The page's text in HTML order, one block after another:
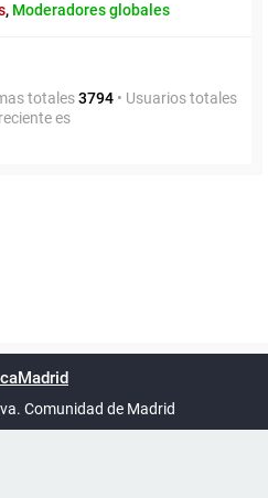
, Moderadores globales
totales3794 • Usuarios totales
es
España
Comunidad de Madrid